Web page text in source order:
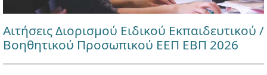
Αιτήσεις Διορισμού Ειδικού Εκπαιδευτικού /
Βοηθητικού Προσωπικού ΕΕΠ ΕΒΠ 2026